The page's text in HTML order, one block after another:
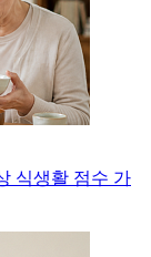
식생활 점수 가